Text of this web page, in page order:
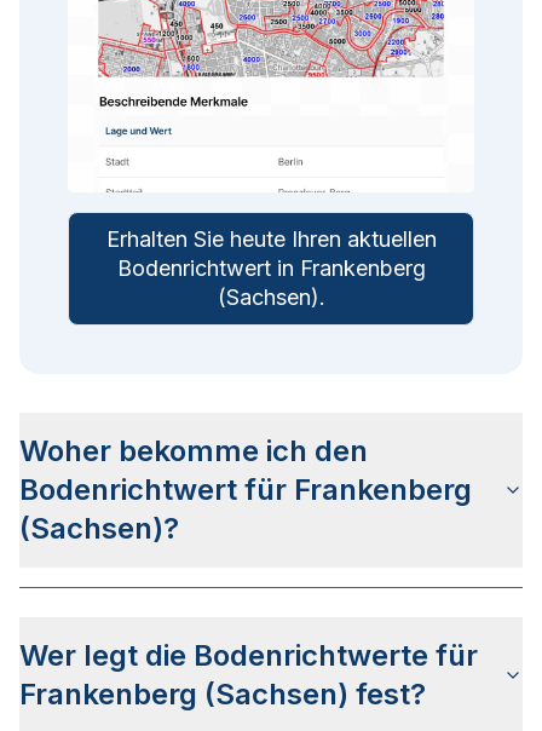
Erhalten Sie heute Ihren aktuellen
Bodenrichtwert in Frankenberg
(Sachsen).
Woher bekomme ich den
Bodenrichtwert für Frankenberg
(Sachsen)?
jeweiligen Stadt- und Stadtteilseiten. Alternativ
können Sie beiBORIS Sachsennach Ihrer
Adresse suchen bzw. beim Gutachterausschuss
Wer legt die Bodenrichtwerte für
Frankenberg (Sachsen) fest?